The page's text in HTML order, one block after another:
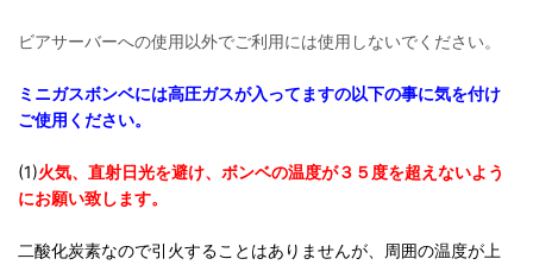
ビアサーバーへの使用以外でご利用には使用しないでください。
ミニガスボンベには高圧ガスが入ってますの以下の事に気を付け
ご使用ください。
(1)火気、直射日光を避け、ボンベの温度が３５度を超えないよう
にお願い致します。
二酸化炭素なので引火することはありませんが、周囲の温度が上